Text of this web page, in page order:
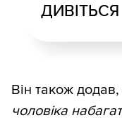
Він також
чоловіка